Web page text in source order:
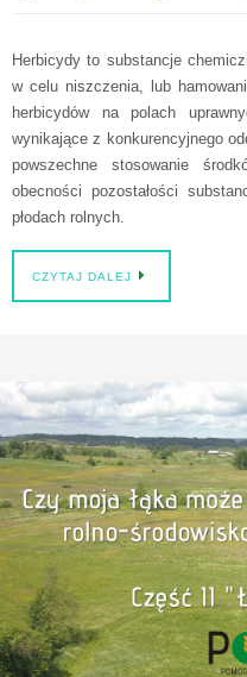
Herbicydy to substancje
w celu niszczenia, lub
herbicydów na polach
wynikające z konkurencyjnego
powszechne stosowanie
obecności pozostałości
płodach rolnych.
CZYTAJ DALEJ